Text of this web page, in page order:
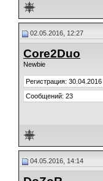
02.05.2016, 12:27
Core2Duo
Newbie
Регистрация: 30.04.2016
Сообщений: 23
04.05.2016, 14:14